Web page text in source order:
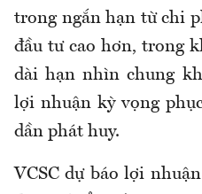
trong ngắn hạn từ chi
đầu tư cao hơn, trong
dài hạn nhìn chung
lợi nhuận kỳ vọng
dần phát huy.
VCSC dự báo lợi